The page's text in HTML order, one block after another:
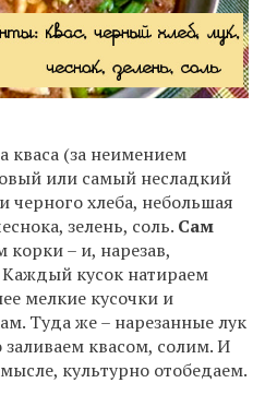
кваса (за неимением
или самый несладкий
черного хлеба, небольшая
зелень, соль. Сам
корки – и, нарезав,
кусок натираем
мелкие кусочки и
Туда же – нарезанные лук
заливаем квасом, солим. И
культурно отобедаем.